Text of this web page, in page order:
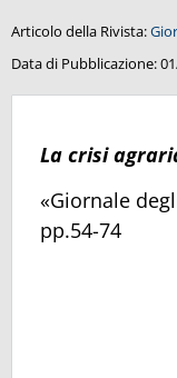
Articolo della Rivista:
Data di Pubblicazione:
La crisi
«Giornale
pp.54-74